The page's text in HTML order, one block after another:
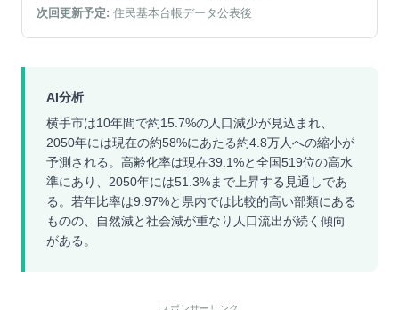
次回更新予定: 住民基本台帳データ公表後
AI分析
横手市は10年間で約15.7%の人口減少が見込まれ、
2050年には現在の約58%にあたる約4.8万人への縮小が
予測される。高齢化率は現在39.1%と全国519位の高水
準にあり、2050年には51.3%まで上昇する見通しであ
る。若年比率は9.97%と県内では比較的高い部類にある
ものの、自然減と社会減が重なり人口流出が続く傾向
がある。